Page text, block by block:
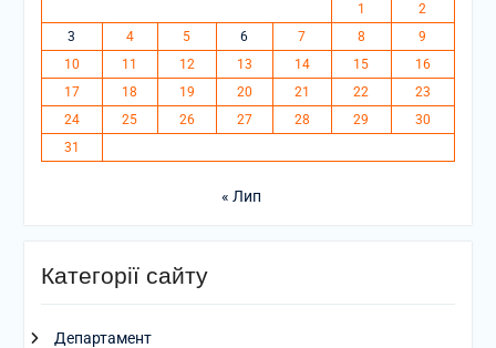
1
2
3
4 5 6 7 8
9
10
11 12 13 14 15
16
17
18 19 20 21 22
23
24
25 26 27 28 29
30
31
« Лип
Категорії сайту
Департамент